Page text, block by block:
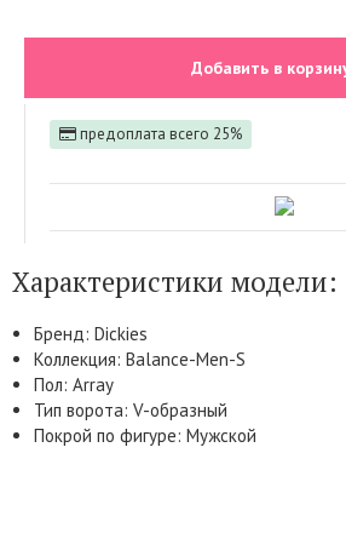
Добавить в
предоплата всего 25%
Характеристики модели:
Бренд: Dickies
Коллекция: Balance-Men-S
Пол: Array
Тип ворота: V-образный
Покрой по фигуре: Мужской